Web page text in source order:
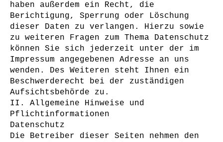
haben außerdem ein Recht, die
Berichtigung, Sperrung oder Löschung
dieser Daten zu verlangen. Hierzu sowie
zu weiteren Fragen zum Thema Datenschutz
können Sie sich jederzeit unter der im
Impressum angegebenen Adresse an uns
wenden. Des Weiteren steht Ihnen ein
Beschwerderecht bei der zuständigen
Aufsichtsbehörde zu.
II. Allgemeine Hinweise und
Pflichtinformationen
Datenschutz
Die Betreiber dieser Seiten nehmen den